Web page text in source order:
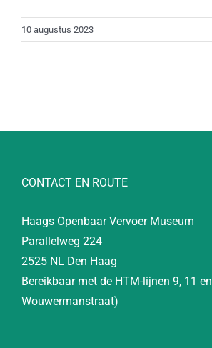
10 augustus 2023
CONTACT EN ROUTE
Haags Openbaar Vervoer Museum
Parallelweg 224
2525 NL Den Haag
Bereikbaar met de HTM-lijnen 9, 11
Wouwermanstraat)